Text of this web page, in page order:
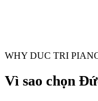
WHY DUC TRI
Vì sao chọn